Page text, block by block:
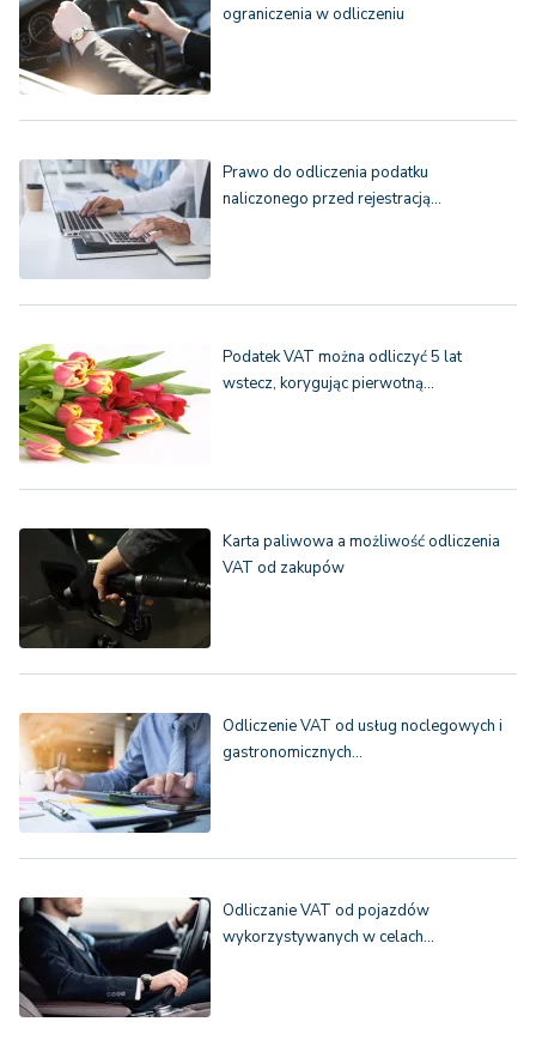
ograniczenia w odliczeniu
Prawo do odliczenia podatku
naliczonego przed rejestracją…
Podatek VAT można odliczyć 5 lat
wstecz, korygując pierwotną…
Karta paliwowa a możliwość odliczenia
VAT od zakupów
Odliczenie VAT od usług noclegowych i
gastronomicznych…
Odliczanie VAT od pojazdów
wykorzystywanych w celach…